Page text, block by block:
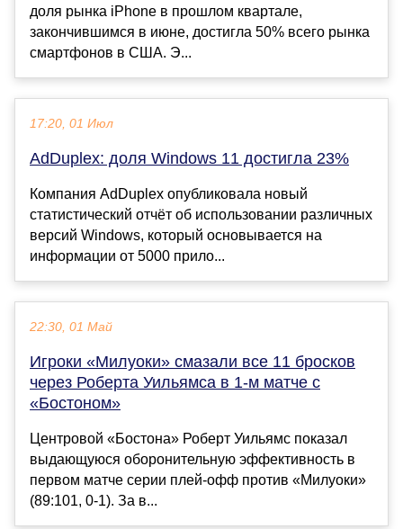
доля рынка iPhone в прошлом квартале,
закончившимся в июне, достигла 50% всего рынка
смартфонов в США. Э...
17:20, 01 Июл
AdDuplex: доля Windows 11 достигла 23%
Компания AdDuplex опубликовала новый
статистический отчёт об использовании различных
версий Windows, который основывается на
информации от 5000 прило...
22:30, 01 Май
Игроки «Милуоки» смазали все 11 бросков
через Роберта Уильямса в 1-м матче с
«Бостоном»
Центровой «Бостона» Роберт Уильямс показал
выдающуюся оборонительную эффективность в
первом матче серии плей-офф против «Милуоки»
(89:101, 0-1). За в...